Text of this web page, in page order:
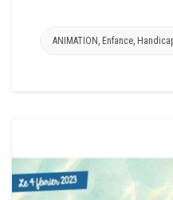
ANIMATION Enfance